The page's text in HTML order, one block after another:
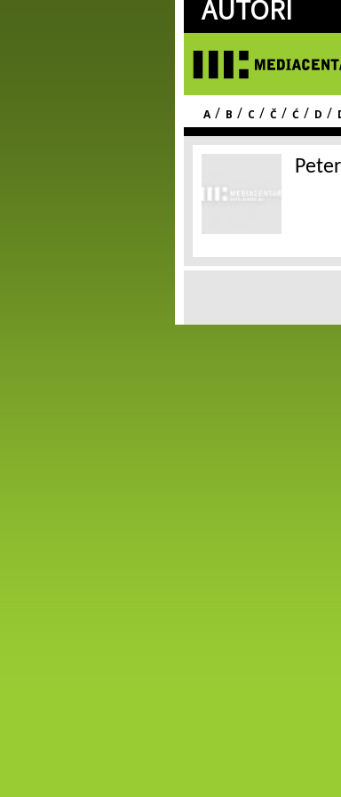
AUTORI
A / B / C / Č / Ć / D /